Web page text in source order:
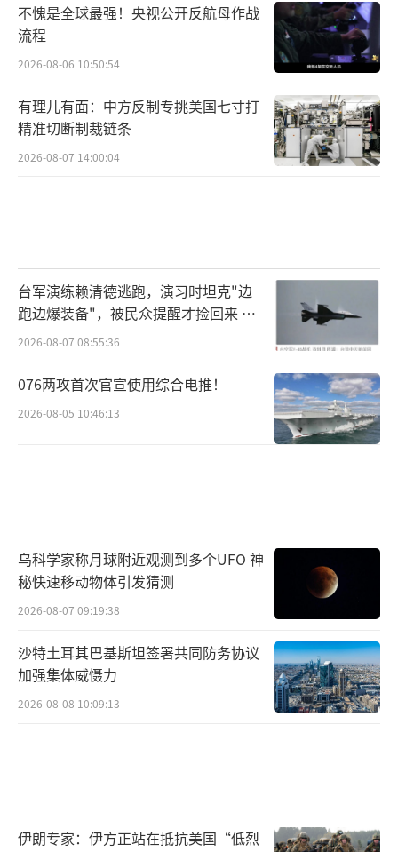
不愧是全球最强！央视公开反航母作战
流程
2026-08-06 10:50:54
有理儿有面：中方反制专挑美国七寸打
精准切断制裁链条
2026-08-07 14:00:04
台军演练赖清德逃跑，演习时坦克"边
跑边爆装备"，被民众提醒才捡回来 演
习状况频出引发关注
2026-08-07 08:55:36
076两攻首次官宣使用综合电推！
2026-08-05 10:46:13
乌科学家称月球附近观测到多个UFO 神
秘快速移动物体引发猜测
2026-08-07 09:19:38
沙特土耳其巴基斯坦签署共同防务协议
加强集体威慑力
2026-08-08 10:09:13
伊朗专家：伊方正站在抵抗美国“低烈